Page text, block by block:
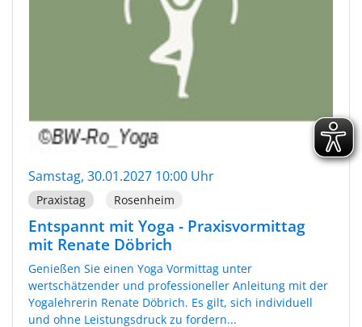
Samstag, 30.01.2027 10:00 Uhr
Praxistag Rosenheim
Entspannt mit Yoga - Praxisvormittag
mit Renate Döbrich
Genießen Sie einen Yoga Vormittag unter
wertschätzender und professioneller Anleitung mit der
Yogalehrerin Renate Döbrich. Es gilt, sich individuell
und ohne Leistungsdruck zu fordern...